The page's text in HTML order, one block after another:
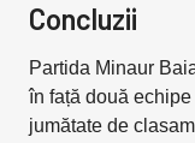
Concluzii
Partida Minaur
în față două
jumătate de